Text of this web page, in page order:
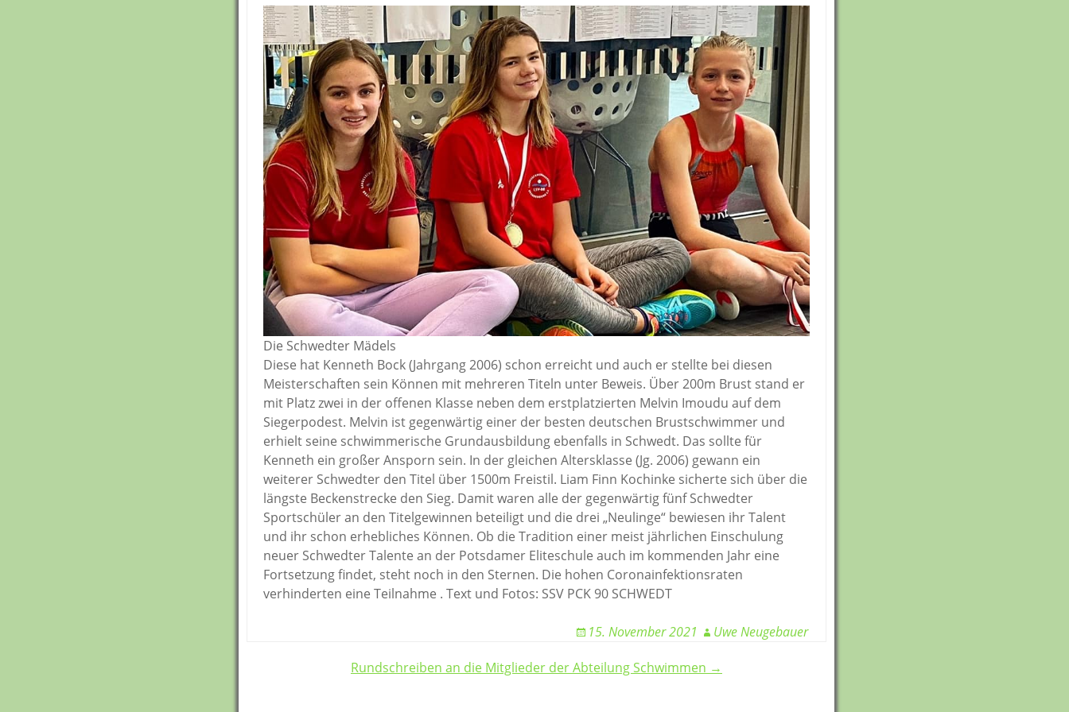
Die Schwedter Mädels
Diese hat Kenneth Bock (Jahrgang 2006) schon erreicht und auch er stellte bei diesen
Meisterschaften sein Können mit mehreren Titeln unter Beweis. Über 200m Brust stand er
mit Platz zwei in der offenen Klasse neben dem erstplatzierten Melvin Imoudu auf dem
Siegerpodest. Melvin ist gegenwärtig einer der besten deutschen Brustschwimmer und
erhielt seine schwimmerische Grundausbildung ebenfalls in Schwedt. Das sollte für
Kenneth ein großer Ansporn sein. In der gleichen Altersklasse (Jg. 2006) gewann ein
weiterer Schwedter den Titel über 1500m Freistil. Liam Finn Kochinke sicherte sich über die
längste Beckenstrecke den Sieg. Damit waren alle der gegenwärtig fünf Schwedter
Sportschüler an den Titelgewinnen beteiligt und die drei „Neulinge“ bewiesen ihr Talent
und ihr schon erhebliches Können. Ob die Tradition einer meist jährlichen Einschulung
neuer Schwedter Talente an der Potsdamer Eliteschule auch im kommenden Jahr eine
Fortsetzung findet, steht noch in den Sternen. Die hohen Coronainfektionsraten
verhinderten eine Teilnahme . Text und Fotos: SSV PCK 90 SCHWEDT
15. November 2021 Uwe Neugebauer
Rundschreiben an die Mitglieder der Abteilung Schwimmen →